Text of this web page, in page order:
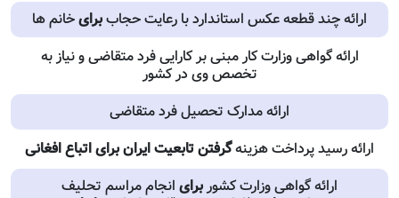
ارائه چند قطعه عکس استاندارد با رعایت حجاببرایخانم ها
ارائه گواهی وزارت کار مبنی بر کارایی فرد متقاضی و نیاز به
تخصص وی در کشور
ارائه مدارک تحصیل فرد متقاضی
ارائه رسید پرداخت هزینهگرفتن تابعیت ایران برای اتباع افغانی
ارائه گواهی وزارت کشور برای انجام مراسم تحلیف